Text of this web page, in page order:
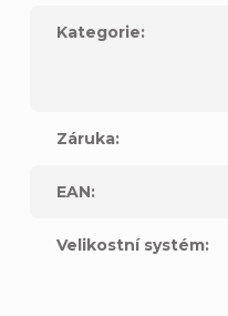
Kategorie:
Záruka:
EAN:
Velikostní systém: